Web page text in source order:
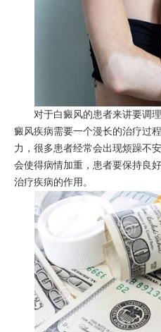
对于白癜风的患者来讲要调理
癜风疾病需要一个漫长的治疗过
力，很多患者经常会出现烦躁不
会使得病情加重，患者要保持良
治疗疾病的作用。